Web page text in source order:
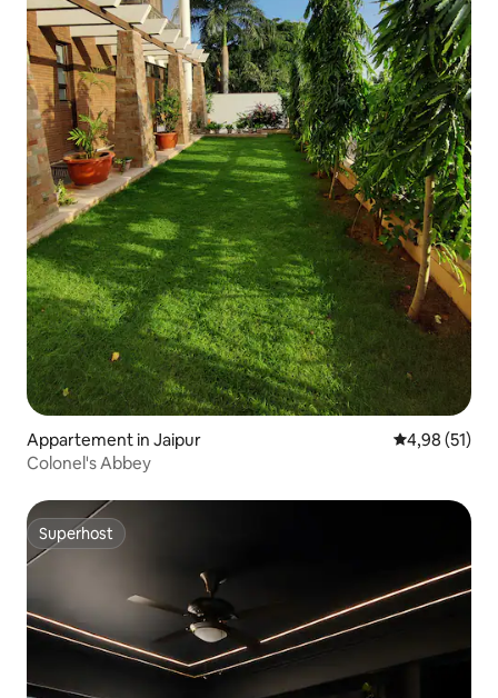
Appartement in Jaipur Gemiddelde
4,98 (51)
Colonel's Abbey
Superhost
Superhost